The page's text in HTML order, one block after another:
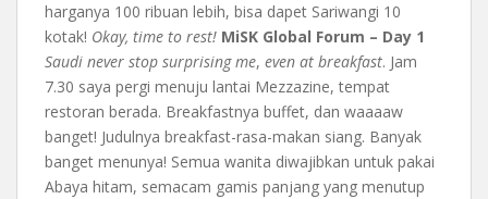
harganya 100 ribuan lebih, bisa dapet Sariwangi 10
kotak! Okay, time to rest! MiSK Global Forum – Day 1
Saudi never stop surprising me, even at breakfast. Jam
7.30 saya pergi menuju lantai Mezzazine, tempat
restoran berada. Breakfastnya buffet, dan waaaaw
banget! Judulnya breakfast-rasa-makan siang. Banyak
banget menunya! Semua wanita diwajibkan untuk pakai
Abaya hitam, semacam gamis panjang yang menutup